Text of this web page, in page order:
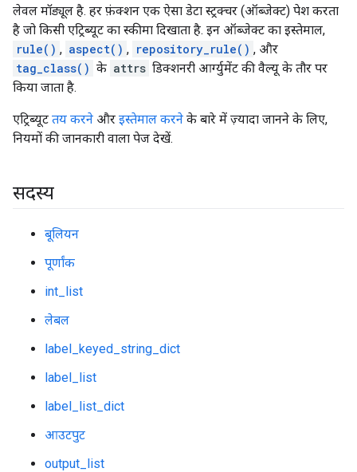
लेवल मॉड्यूल है. हर फ़ंक्शन एक ऐसा डेटा स्ट्रक्चर (ऑब्जेक्ट) पेश करता
है जो किसी एट्रिब्यूट का स्कीमा दिखाता है. इन ऑब्जेक्ट का इस्तेमाल,
rule() , aspect() , repository_rule() , और
tag_class() के attrs डिक्शनरी आर्ग्युमेंट की वैल्यू के तौर पर
किया जाता है.
एट्रिब्यूट तय करने और इस्तेमाल करने के बारे में ज़्यादा जानने के लिए,
नियमों की जानकारी वाला पेज देखें.
सदस्य
बूलियन
पूर्णांक
int_list
लेबल
label_keyed_string_dict
label_list
label_list_dict
आउटपुट
output_list